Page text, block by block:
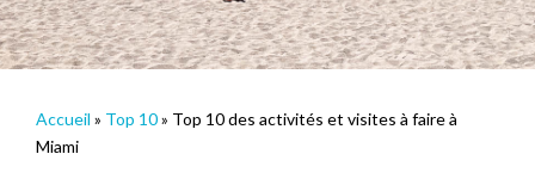
Accueil » Top 10» Top 10 des activités et visites à faire à
Miami